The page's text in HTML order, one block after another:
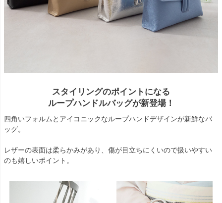
スタイリングのポイントになる
ループハンドルバッグが新登場！
四角いフォルムとアイコニックなループハンドデザインが新鮮なバ
ッグ。
レザーの表面は柔らかみがあり、傷が目立ちにくいので扱いやすい
のも嬉しいポイント。